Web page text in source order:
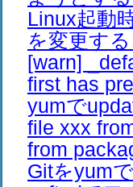
Linux起動
を変更す
[warn]
first has
yumで
file xxx
from
Gitをyum